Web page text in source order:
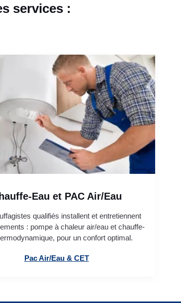
services :
Eau et PAC Air/Eau
qualifiés installent et entretiennent
: pompe à chaleur air/eau et chauffe-
pour un confort optimal.
Pac Air/Eau & CET